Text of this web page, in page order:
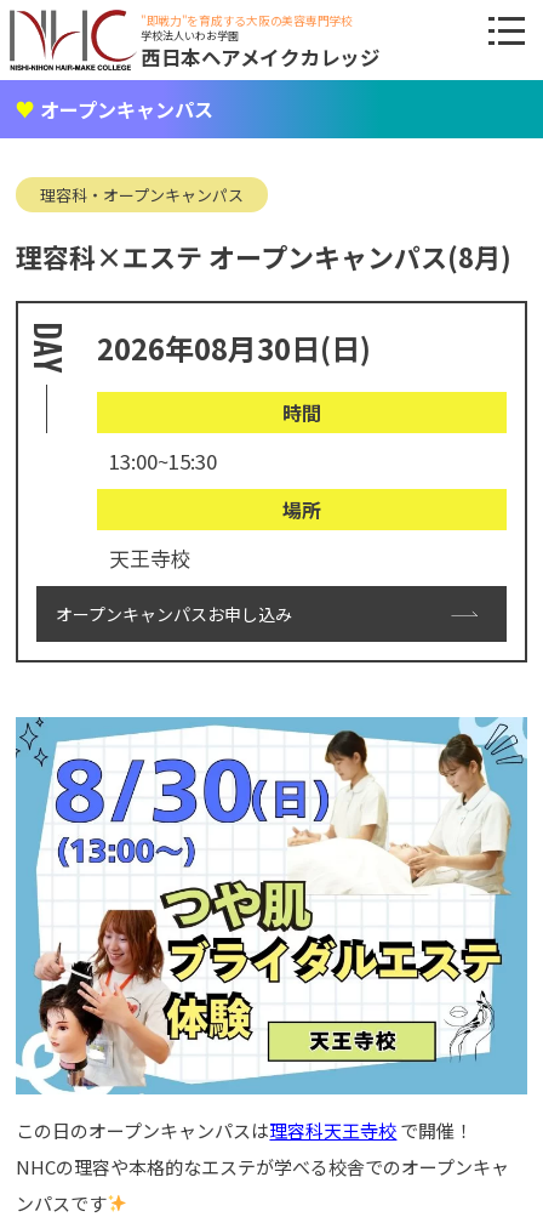
"即戦力"を育成する大阪の美容専門学校
学校法人いわお学園
西日本ヘアメイクカレッジ
オープンキャンパス
理容科・オープンキャンパス
理容科×エステ オープンキャンパス(8月)
2026年08月30日(日)
時間
13:00~15:30
場所
天王寺校
オープンキャンパスお申し込み
この日のオープンキャンパスは理容科天王寺校で開催！
NHCの理容や本格的なエステが学べる校舎でのオープンキャ
ンパスです